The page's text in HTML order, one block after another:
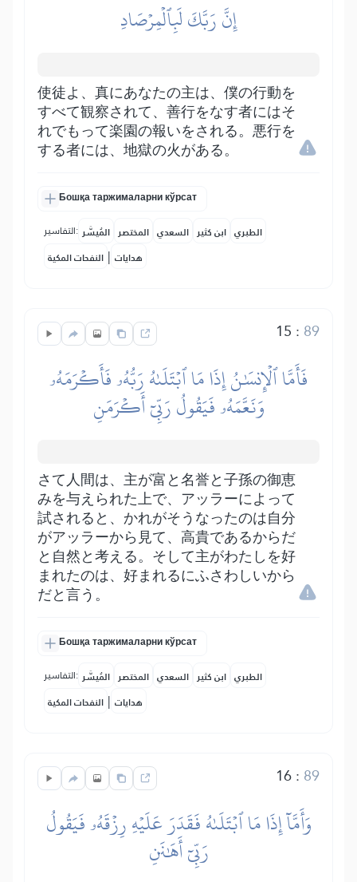
إِنَّ رَبَّكَ لَبِٱلۡمِرۡصَادِ
使徒よ、真にあなたの主は、僕の行動を
すべて観察されて、善行をなす者にはそ
れでもって楽園の報いをされる。悪行を
する者には、地獄の火がある。
Бошқа таржималарни кўрсат
التفاسير: المُيسَّر المختصر السعدي ابن كثير الطبري
النفحات المكية | هدايات
15 : 89
فَأَمَّا ٱلۡإِنسَٰنُ إِذَا مَا ٱبۡتَلَىٰهُ رَبُّهُۥ فَأَكۡرَمَهُۥ
وَنَعَّمَهُۥ فَيَقُولُ رَبِّيٓ أَكۡرَمَنِ
さて人間は、主が富と名誉と子孫の御恵
みを与えられた上で、アッラーによって
試されると、かれがそうなったのは自分
がアッラーから見て、高貴であるからだ
と自然と考える。そして主がわたしを好
まれたのは、好まれるにふさわしいから
だと言う。
Бошқа таржималарни кўрсат
التفاسير: المُيسَّر المختصر السعدي ابن كثير الطبري
النفحات المكية | هدايات
16: 89
وَأَمَّآ إِذَا مَا ٱبۡتَلَىٰهُ فَقَدَرَ عَلَيۡهِ رِزۡقَهُۥ فَيَقُولُ
رَبِّيٓ أَهَٰنَنِ